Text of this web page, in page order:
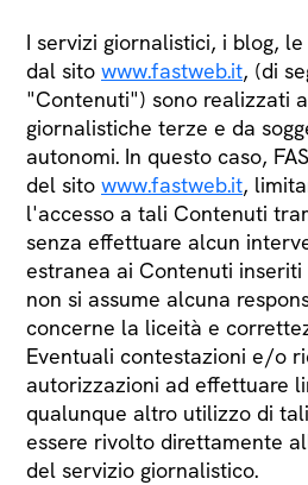
I servizi giornalistici, i blog,
dal sito www.fastweb.it, (di
"Contenuti") sono realizzati
giornalistiche terze e da
autonomi. In questo caso,
del sito www.fastweb.it,
l'accesso a tali Contenuti
senza effettuare alcun
estranea ai Contenuti
non si assume alcuna
concerne la liceità e
Eventuali contestazioni e/o
autorizzazioni ad effettuare
qualunque altro utilizzo di
essere rivolto direttamente
del servizio giornalistico.